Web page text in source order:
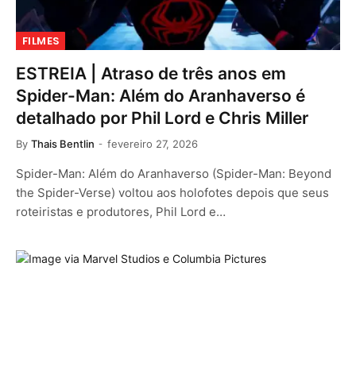
FILMES
ESTREIA | Atraso de três anos em
Spider-Man: Além do Aranhaverso é
detalhado por Phil Lord e Chris Miller
By Thais Bentlin fevereiro 27, 2026
Spider-Man: Além do Aranhaverso (Spider-Man: Beyond
the Spider-Verse) voltou aos holofotes depois que seus
roteiristas e produtores, Phil Lord e…